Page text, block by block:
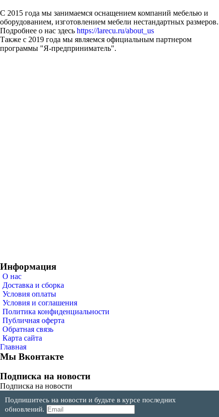
С 2015 года мы занимаемся оснащением компаний мебелью и
оборудованием, изготовлением мебели нестандартных размеров.
Подробнее о нас здесь https://larecu.ru/about_us
Также с 2019 года мы являемся официальным партнером
программы "Я-предприниматель".
Информация
О нас
Доставка и сборка
Условия оплаты
Условия и соглашения
Политика конфиденциальности
Публичная оферта
Обратная связь
Карта сайта
Главная
Мы Вконтакте
Подписка на новости
Подписка на новости
Подпишитесь на новости и будьте в курсе последних
обновлений.